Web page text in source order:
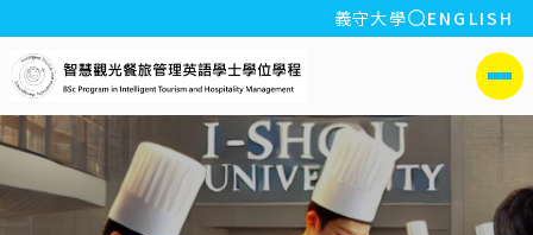
:::
義守大學 全站搜索
ENGLISH
義守大學智慧觀光餐旅
側選單